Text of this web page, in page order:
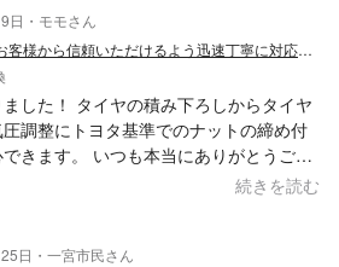
日・モモさん
【業歴20年の経験と実績】お客様から信頼いただけるよう迅速丁寧に対応します！
した！ タイヤの積み下ろしからタイヤ
調整にトヨタ基準でのナットの締め付
きます。 いつも本当にありがとうござ
続きを読む
日・一宮市民さん